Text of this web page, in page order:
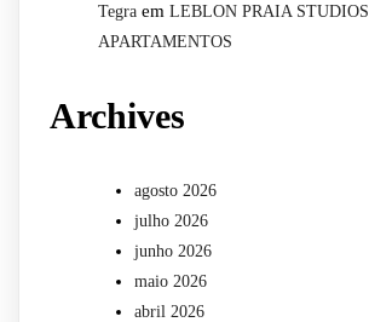
Tegra em LEBLON PRAIA STUDIOS
APARTAMENTOS
Archives
agosto 2026
julho 2026
junho 2026
maio 2026
abril 2026